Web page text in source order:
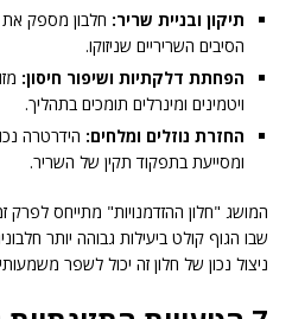
תיקון ובניית שריר: חלבון מספק את
הסיבים השריריים שניזוקו.
הפחתת דלקתיות ושיפור חיסון:
ויטמינים ומינרלים תומכים בתהליך.
החזרת נוזלים ומלחים: הידרטרה
ומסייעת בתפקוד תקין של השריר.
שבו הגוף קולט ביעילות גבוהה יותר
ניצול נכון של חלון זה יכול לשפר